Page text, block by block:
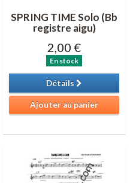
SPRING TIME Solo (Bb
registre aigu)
2,00 €
En stock
Détails
Ajouter au panier